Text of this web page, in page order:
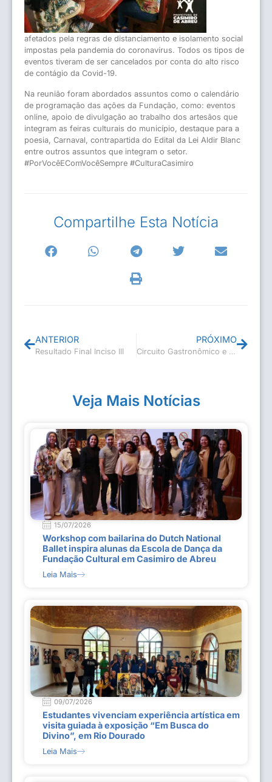
afetados pela regras de distanciamento e isolamento social
impostas pela pandemia do coronavírus. Todos os tipos de
eventos tiveram de ser cancelados por conta do alto risco
de contágio da Covid-19.
Na reunião foram abordados assuntos como o calendário
de programação das ações da Fundação, como: eventos
online, apoio de divulgação ao trabalho dos artesãos que
integram as feiras culturais do município, destaque para a
poesia, Carnaval, contrapartida do Edital da Lei Aldir Blanc
entre outros assuntos que integram o setor.
#PorVocêEComVocêSempre #CulturaCasimiro
Compartilhe Esta Notícia
ANTERIOR
Resultado Final Inciso III
PRÓXIMO
Veja Mais Notícias
15/07/2026
Workshop com bailarina do Dutch National
Ballet inspira alunas da Escola de Dança da
Fundação Cultural em Casimiro de Abreu
Leia Mais
09/07/2026
Estudantes vivenciam experiência artística em
visita guiada à exposição “Em Busca do
Divino”, em Rio Dourado
Leia Mais